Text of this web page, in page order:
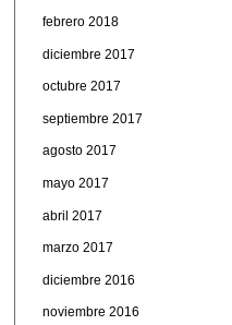
febrero 2018
diciembre 2017
octubre 2017
septiembre 2017
agosto 2017
mayo 2017
abril 2017
marzo 2017
diciembre 2016
noviembre 2016